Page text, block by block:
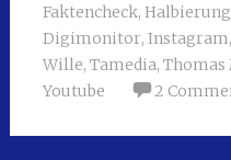
Faktencheck,
Digimonitor, Instagram,
Wille, Tamedia, Thomas
Youtube
2